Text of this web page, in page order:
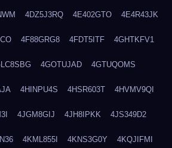
4DZ5J3RQ 4E402GTO 4E4R43JK
4F88GRG8 4FDT5ITF 4GHTKFV1
4GOTUJAD 4GTUQOMS
4HINPU4S 4HSR603T 4HVMV9QI
4JGM8GIJ 4JH8IPKK 4JS349D2
4KML855I 4KNS3G0Y 4KQJIFMI